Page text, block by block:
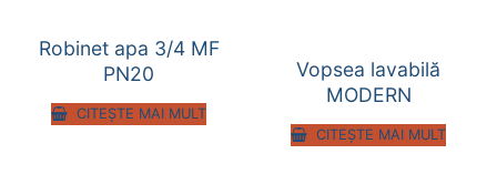
Robinet apa 3/4 MF
PN20
CITEȘTE MAI MULT
Vopsea lavabilă
MODERN
CITEȘTE MAI MULT